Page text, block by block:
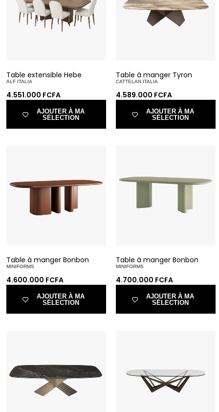
Table extensible Hebe
ALF ITALIA
4.551.000 FCFA
AJOUTER À MA
SÉLECTION
Table à manger Tyron
CATTELAN ITALIA
4.589.000 FCFA
AJOUTER À MA
SÉLECTION
Table à manger Bonbon
MINIFORMS
4.600.000 FCFA
AJOUTER À MA
SÉLECTION
Table à manger Bonbon
MINIFORMS
4.700.000 FCFA
AJOUTER À MA
SÉLECTION